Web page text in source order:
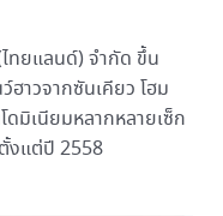
ทยแลนด์) จำกัด ขึ้น
ฮาวจากซันเคียว โฮม
มิเนียมหลากหลายเซ็ก
งแต่ปี 2558